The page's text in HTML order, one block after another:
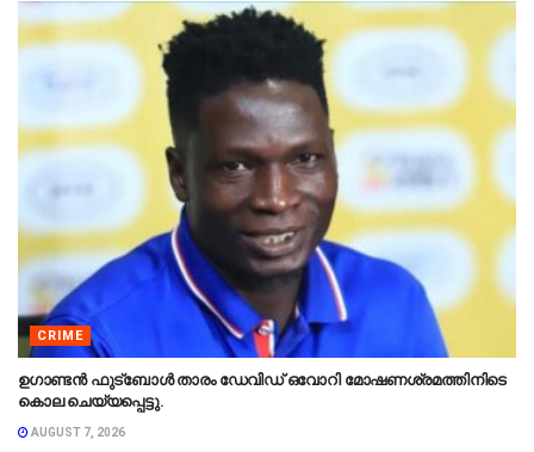
CRIME
ഉഗാണ്ടൻ ഫുട്ബോൾ താരം ഡേവിഡ് ഒവോറി മോഷണശ്രമത്തിനിടെ
കൊല ചെയ്യപ്പെട്ടു.
AUGUST 7, 2026